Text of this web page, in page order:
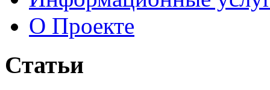
О Проекте
Статьи